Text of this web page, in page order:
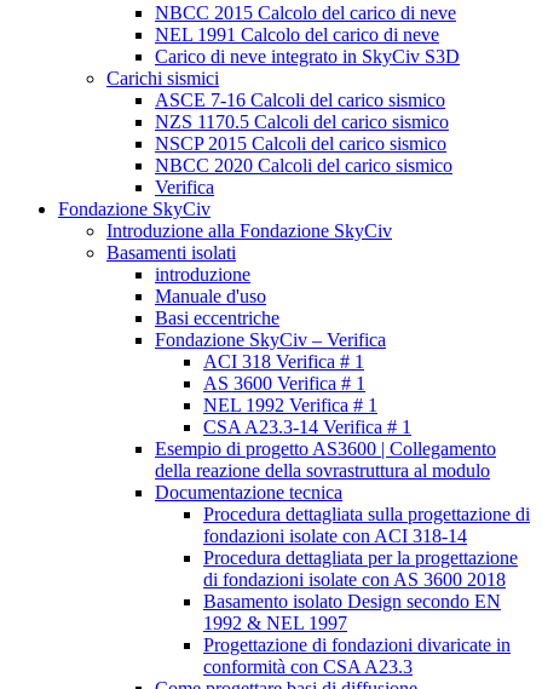
NBCC 2015 Calcolo del carico di neve
NEL 1991 Calcolo del carico di neve
Carico di neve integrato in SkyCiv S3D
Carichi sismici
ASCE 7-16 Calcoli del carico sismico
NZS 1170.5 Calcoli del carico sismico
NSCP 2015 Calcoli del carico sismico
NBCC 2020 Calcoli del carico sismico
Verifica
Fondazione SkyCiv
Introduzione alla Fondazione SkyCiv
Basamenti isolati
introduzione
Manuale d'uso
Basi eccentriche
Fondazione SkyCiv – Verifica
ACI 318 Verifica # 1
AS 3600 Verifica # 1
NEL 1992 Verifica # 1
CSA A23.3-14 Verifica # 1
Esempio di progetto AS3600 | Collegamento
della reazione della sovrastruttura al modulo
Documentazione tecnica
Procedura dettagliata sulla progettazione di
fondazioni isolate con ACI 318-14
Procedura dettagliata per la progettazione
di fondazioni isolate con AS 3600 2018
Basamento isolato Design secondo EN
1992 & NEL 1997
Progettazione di fondazioni divaricate in
conformità con CSA A23.3